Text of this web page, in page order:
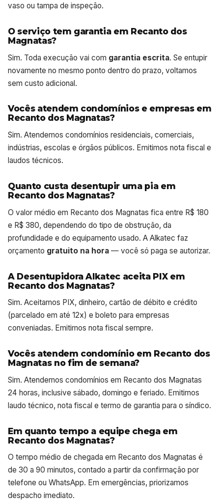
vaso ou tampa de inspeção.
O serviço tem garantia em Recanto dos
Magnatas?
Sim. Toda execução vai com garantia escrita. Se entupir
novamente no mesmo ponto dentro do prazo, voltamos
sem custo adicional.
Vocês atendem condomínios e empresas em
Recanto dos Magnatas?
Sim. Atendemos condomínios residenciais, comerciais,
indústrias, escolas e órgãos públicos. Emitimos nota fiscal e
laudos técnicos.
Quanto custa desentupir uma pia em
Recanto dos Magnatas?
O valor médio em Recanto dos Magnatas fica entre R$ 180
e R$ 380, dependendo do tipo de obstrução, da
profundidade e do equipamento usado. A Alkatec faz
orçamento gratuito na hora — você só paga se autorizar.
A Desentupidora Alkatec aceita PIX em
Recanto dos Magnatas?
Sim. Aceitamos PIX, dinheiro, cartão de débito e crédito
(parcelado em até 12x) e boleto para empresas
conveniadas. Emitimos nota fiscal sempre.
Vocês atendem condomínio em Recanto dos
Magnatas no fim de semana?
Sim. Atendemos condomínios em Recanto dos Magnatas
24 horas, inclusive sábado, domingo e feriado. Emitimos
laudo técnico, nota fiscal e termo de garantia para o síndico.
Em quanto tempo a equipe chega em
Recanto dos Magnatas?
O tempo médio de chegada em Recanto dos Magnatas é
de 30 a 90 minutos, contado a partir da confirmação por
telefone ou WhatsApp. Em emergências, priorizamos
despacho imediato.